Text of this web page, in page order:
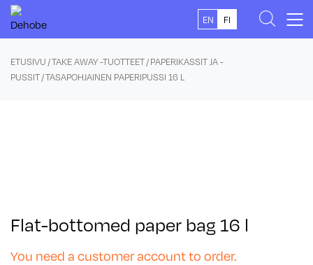
Skip
content
EN FI
ETUSIVU /TAKE AWAY -TUOTTEET/PAPERIKASSIT JA -
PUSSIT/ TASAPOHJAINEN PAPERIPUSSI 16 L
Flat-bottomed paper bag 16 l
You need a customer account to order.